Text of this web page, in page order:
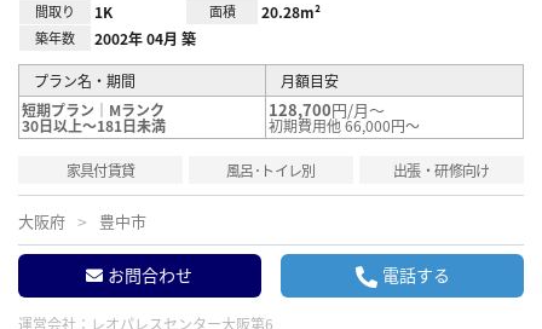
間取り 1K 面積 20.28m²
築年数 2002年 04月 築
プラン名・期間
月額目安
短期プラン｜Mランク
30日以上～181日未満
128,700円/月～
初期費用他 66,000円～
家具付賃貸 風呂･トイレ別 出張・研修向け
大阪府 豊中市
お問合わせ 電話する
運営会社： レオパレスセンター大阪第6